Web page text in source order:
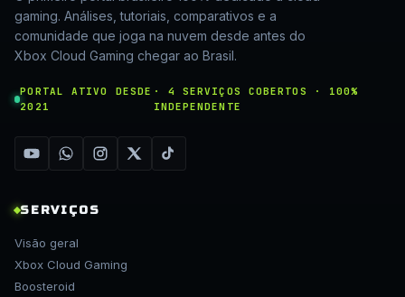
gaming. Análises, tutoriais, comparativos e a
comunidade que joga na nuvem desde antes do
Xbox Cloud Gaming chegar ao Brasil.
PORTAL ATIVO DESDE
2021
· 4 SERVIÇOS COBERTOS · 100%
INDEPENDENTE
SERVIÇOS
Visão geral
Xbox Cloud Gaming
Boosteroid